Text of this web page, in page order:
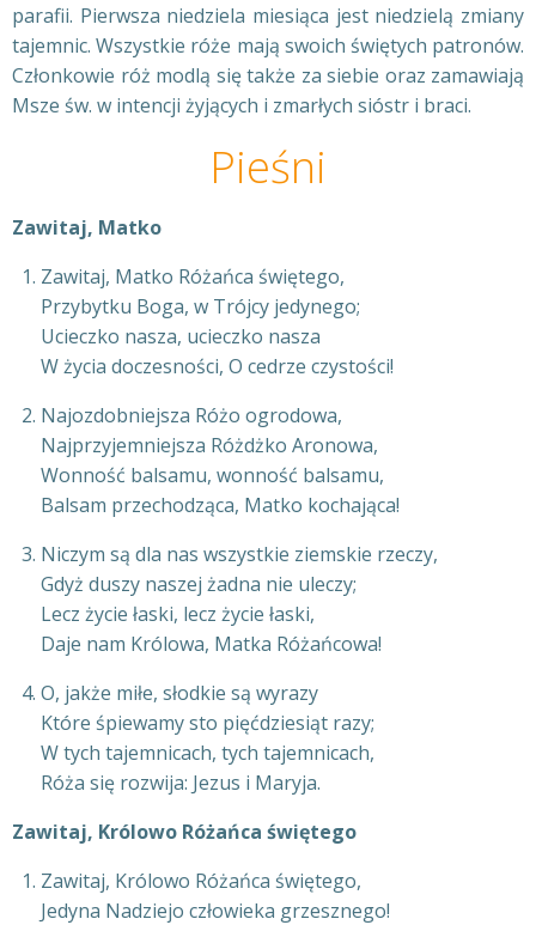
parafii. Pierwsza niedziela miesiąca jest niedzielą zmiany
tajemnic. Wszystkie róże mają swoich świętych patronów.
Członkowie róż modlą się także za siebie oraz zamawiają
Msze św. w intencji żyjących i zmarłych sióstr i braci.
Pieśni
Zawitaj, Matko
Zawitaj, Matko Różańca świętego,
Przybytku Boga, w Trójcy jedynego;
Ucieczko nasza, ucieczko nasza
W życia doczesności, O cedrze czystości!
Najozdobniejsza Różo ogrodowa,
Najprzyjemniejsza Różdżko Aronowa,
Wonność balsamu, wonność balsamu,
Balsam przechodząca, Matko kochająca!
Niczym są dla nas wszystkie ziemskie rzeczy,
Gdyż duszy naszej żadna nie uleczy;
Lecz życie łaski, lecz życie łaski,
Daje nam Królowa, Matka Różańcowa!
O, jakże miłe, słodkie są wyrazy
Które śpiewamy sto pięćdziesiąt razy;
W tych tajemnicach, tych tajemnicach,
Róża się rozwija: Jezus i Maryja.
Zawitaj, Królowo Różańca świętego
Zawitaj, Królowo Różańca świętego,
Jedyna Nadziejo człowieka grzesznego!